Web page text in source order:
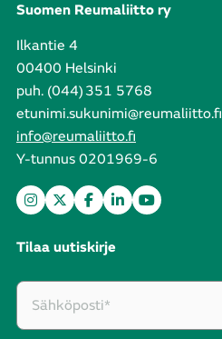
Suomen Reumaliitto ry
Ilkantie 4
00400 Helsinki
puh. (044) 351 5768
etunimi.sukunimi@reumaliitto.fi
info@reumaliitto.fi
Y-tunnus 0201969-6
Tilaa uutiskirje